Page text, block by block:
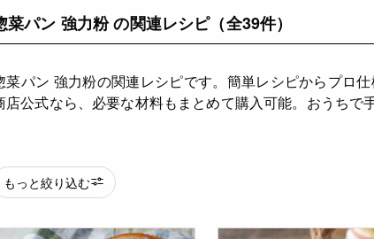
菜パン 強力粉 の関連レシピ（全39件）
菜パン 強力粉の関連レシピです。簡単レシピからプロ
店公式なら、必要な材料もまとめて購入可能。おうちで
もっと絞り込む